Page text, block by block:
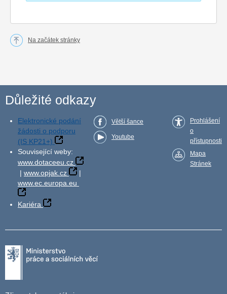
Na začátek stránky
Důležité odkazy
Elektronické podání
žádosti o podporu
(IS KP21+)
Související weby:
www.dotaceeu.cz
| www.opjak.cz
|
www.ec.europa.eu
Kariéra
Větší šance
Youtube
Prohlášení
o
přístupnosti
Mapa
Stránek